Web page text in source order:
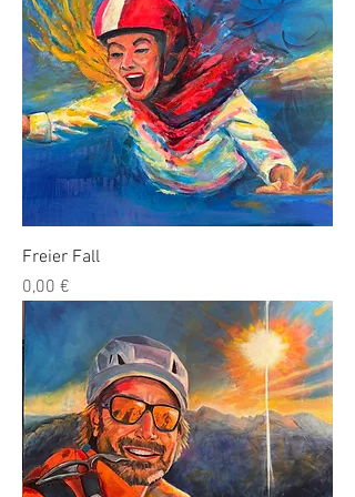
Freier Fall
Preis
0,00 €